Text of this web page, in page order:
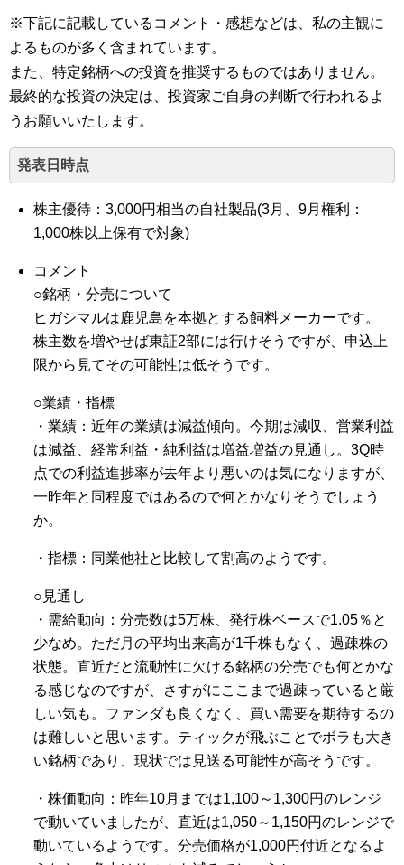
※下記に記載しているコメント・感想などは、私の主観に
よるものが多く含まれています。
また、特定銘柄への投資を推奨するものではありません。
最終的な投資の決定は、投資家ご自身の判断で行われるよ
うお願いいたします。
発表日時点
株主優待：3,000円相当の自社製品(3月、9月権利：
1,000株以上保有で対象)
コメント
○銘柄・分売について
ヒガシマルは鹿児島を本拠とする飼料メーカーです。
株主数を増やせば東証2部には行けそうですが、申込上
限から見てその可能性は低そうです。
○業績・指標
・業績：近年の業績は減益傾向。今期は減収、営業利益
は減益、経常利益・純利益は増益増益の見通し。3Q時
点での利益進捗率が去年より悪いのは気になりますが、
一昨年と同程度ではあるので何とかなりそうでしょう
か。
・指標：同業他社と比較して割高のようです。
○見通し
・需給動向：分売数は5万株、発行株ベースで1.05％と
少なめ。ただ月の平均出来高が1千株もなく、過疎株の
状態。直近だと流動性に欠ける銘柄の分売でも何とかな
る感じなのですが、さすがにここまで過疎っていると厳
しい気も。ファンダも良くなく、買い需要を期待するの
は難しいと思います。ティックが飛ぶことでボラも大き
い銘柄であり、現状では見送る可能性が高そうです。
・株価動向：昨年10月までは1,100～1,300円のレンジ
で動いていましたが、直近は1,050～1,150円のレンジで
動いているようです。分売価格が1,000円付近となるよ